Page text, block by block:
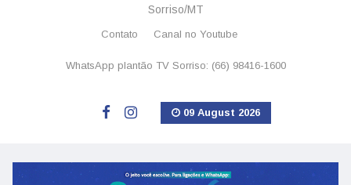
Sorriso/MT
Contato Canal no Youtube
WhatsApp plantão TV Sorriso: (66) 98416-1600
09 August 2026